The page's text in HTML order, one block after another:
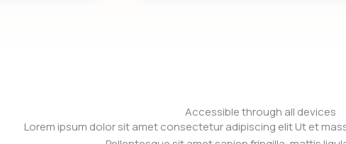
Accessible through all devices
Lorem ipsum dolor sit amet consectetur adipiscing elit Ut et